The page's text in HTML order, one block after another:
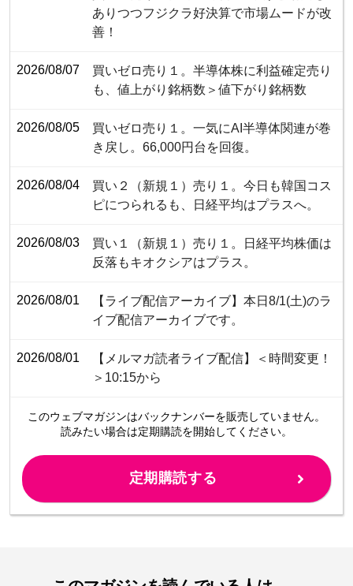
ありつつフジクラ好決算で市場ムードが改
善！
2026/08/07
買いゼロ売り１。半導体株に利益確定売り
も、値上がり銘柄数＞値下がり銘柄数
2026/08/05
買いゼロ売り１。一気にAI半導体関連が巻
き戻し。66,000円台を回復。
2026/08/04
買い２（新規１）売り１。今日も韓国コス
ピにつられるも、日経平均はプラスへ。
2026/08/03
買い１（新規１）売り１。日経平均株価は
反落もキオクシアはプラス。
2026/08/01
【ライブ配信アーカイブ】本日8/1(土)のラ
イブ配信アーカイブです。
2026/08/01
【メルマガ読者ライブ配信】＜時間変更！
＞10:15から
このウェブマガジンはバックナンバーを販売していません。
読みたい場合は定期購読を開始してください。
定期購読する